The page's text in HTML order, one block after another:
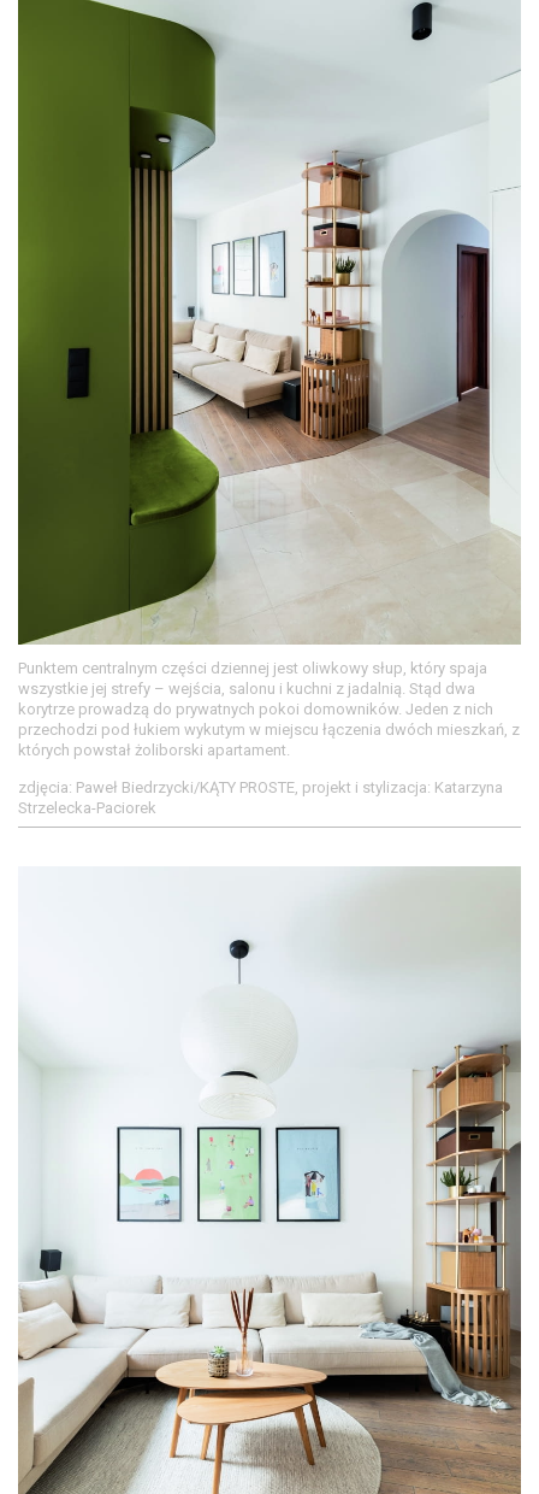
Punktem centralnym części dziennej jest oliwkowy słup, który spaja
wszystkie jej strefy – wejścia, salonu i kuchni z jadalnią. Stąd dwa
korytrze prowadzą do prywatnych pokoi domowników. Jeden z nich
przechodzi pod łukiem wykutym w miejscu łączenia dwóch mieszkań, z
których powstał żoliborski apartament.
zdjęcia: Paweł Biedrzycki/KĄTY PROSTE, projekt i stylizacja: Katarzyna
Strzelecka-Paciorek